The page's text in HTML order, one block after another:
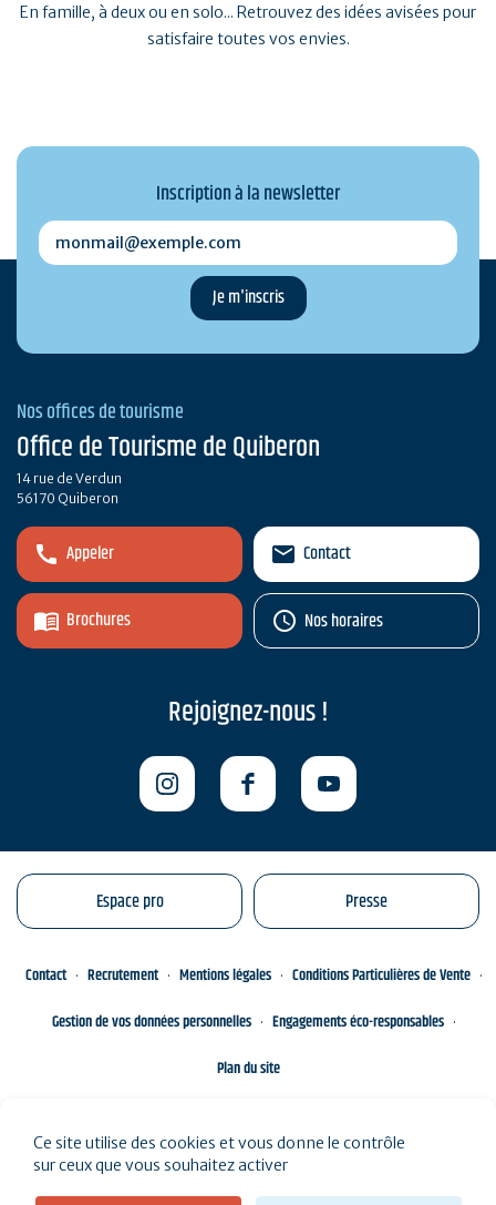
En famille, à deux ou en solo... Retrouvez des idées avisées pour
satisfaire toutes vos envies.
Inscription à la newsletter
monmail@exemple.com
Nos offices de tourisme
Office de Tourisme de Quiberon
14 rue de Verdun
56170 Quiberon
Appeler
Brochures
Contact
Nos horaires
Rejoignez-nous !
Espace pro Presse
Contact Recrutement Mentions légales
Conditions Particulières de Vente
Gestion de vos données personnelles
Engagements éco-responsables
Plan du site
Ce site utilise des cookies et vous donne le contrôle
sur ceux que vous souhaitez activer